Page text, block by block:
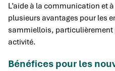
L’aide à la communication et
plusieurs avantages pour les
sammiellois, particulièrement
activité.
Bénéfices pour les